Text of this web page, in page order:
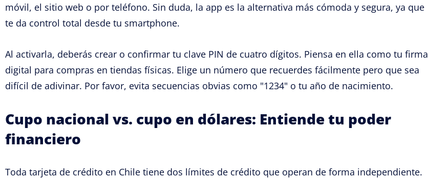
móvil, el sitio web o por teléfono. Sin duda, la app es la alternativa más cómoda y segura, ya que
te da control total desde tu smartphone.
Al activarla, deberás crear o confirmar tu clave PIN de cuatro dígitos. Piensa en ella como tu firma
digital para compras en tiendas físicas. Elige un número que recuerdes fácilmente pero que sea
difícil de adivinar. Por favor, evita secuencias obvias como "1234" o tu año de nacimiento.
Cupo nacional vs. cupo en dólares: Entiende tu poder
financiero
Toda tarjeta de crédito en Chile tiene dos límites de crédito que operan de forma independiente.